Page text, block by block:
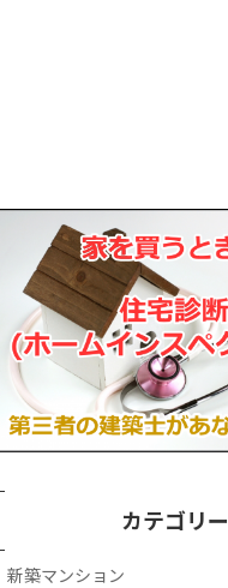
カテゴリー
新築マンション